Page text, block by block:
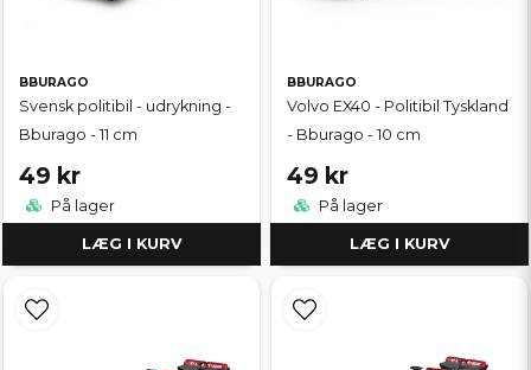
BBURAGO
Svensk politibil - udrykning -
Bburago - 11 cm
49 kr
På lager
LÆG I KURV
BBURAGO
Volvo EX40 - Politibil Tyskland
- Bburago - 10 cm
49 kr
På lager
LÆG I KURV